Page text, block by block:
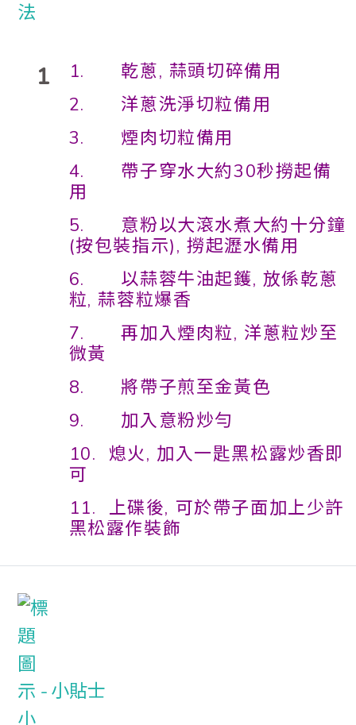
1
1. 乾蔥, 蒜頭切碎備用
2. 洋蔥洗淨切粒備用
3. 煙肉切粒備用
4. 帶子穿水大約30秒撈起備
用
5. 意粉以大滾水煮大約十分鐘
(按包裝指示), 撈起瀝水備用
6. 以蒜蓉牛油起鑊, 放係乾蔥
粒, 蒜蓉粒爆香
7. 再加入煙肉粒, 洋蔥粒炒至
微黃
8. 將帶子煎至金黃色
9. 加入意粉炒勻
10. 熄火, 加入一匙黑松露炒香即
可
11. 上碟後, 可於帶子面加上少許
黑松露作裝飾
小貼士